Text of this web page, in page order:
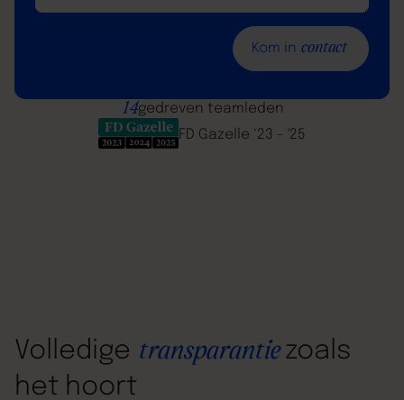
Kom in contact
14gedreven teamleden
FD Gazelle ‘23 - '25
Volledige transparantie zoals
het hoort